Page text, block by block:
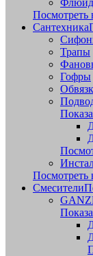
Флюид
Посмотреть
Сантехника
Трапы
Гофры
Посмотреть
Смесители